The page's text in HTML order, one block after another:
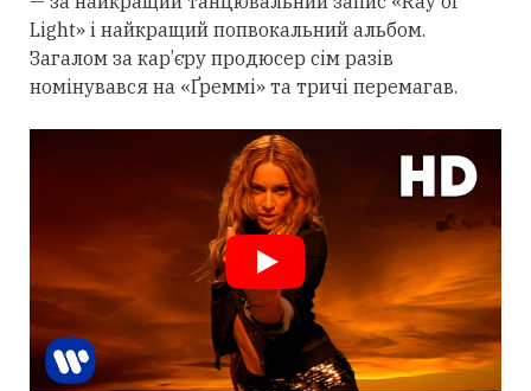
Light» і найкращий попвокальний альбом.
Загалом за кар’єру продюсер сім разів
номінувався на «Ґреммі» та тричі перемагав.